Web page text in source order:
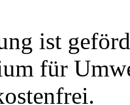
ist
für